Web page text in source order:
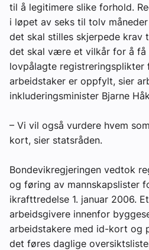
til å legitimere slike forhold.
i løpet av seks til tolv
det skal stilles skjerpede krav
det skal være et vilkår for å
lovpålagte registreringsplikter
arbeidstaker er oppfylt, sier
inkluderingsminister Bjarne
– Vi vil også vurdere hvem
kort, sier statsråden.
Bondevikregjeringen vedtok
og føring av mannskapslister
ikrafttredelse 1. januar 2006.
arbeidsgivere innenfor
arbeidstakere med id-kort og
det føres daglige